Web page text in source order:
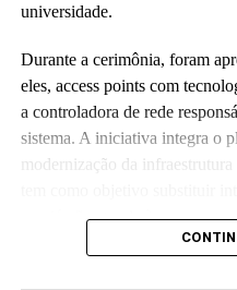
universidade.
Durante a cerimônia, foram
eles, access points com
a controladora de rede
sistema. A iniciativa integra o
modernização da
que já não atende às
administrativas da